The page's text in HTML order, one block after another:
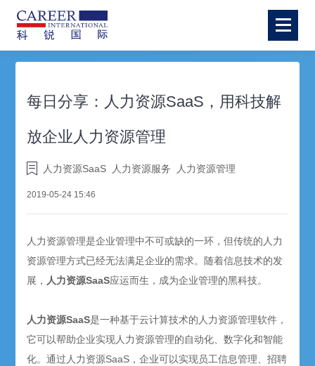
每日分享：人力资源SaaS，用科技解
放企业人力资源管理
人力资源SaaS 人力资源服务 人力资源管理
2019-05-24 15:46
人力资源管理是企业管理中不可或缺的一环，但传统的人力
资源管理方式已经无法满足企业的需求。随着信息技术的发
展， 人力资源SaaS应运而生，成为企业管理的黑科技。
人力资源SaaS是一种基于云计算技术的人力资源管理软件，
它可以帮助企业实现人力资源管理的自动化、数字化和智能
化。通过人力资源SaaS，企业可以实现员工信息管理、招聘